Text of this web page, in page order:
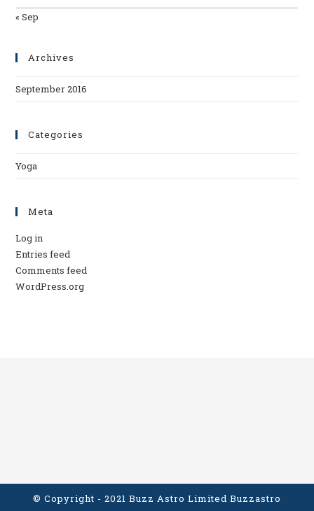
« Sep
Archives
September 2016
Categories
Yoga
Meta
Log in
Entries feed
Comments feed
WordPress.org
© Copyright - 2021 Buzz Astro Limited Buzzastro